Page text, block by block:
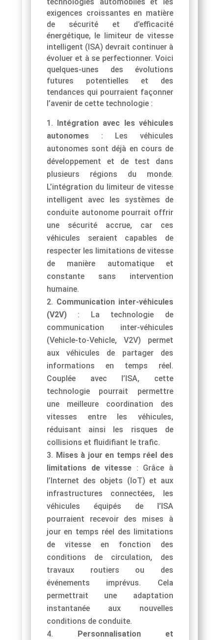
exigences croissantes en matière
de sécurité et d’efficacité
énergétique, le limiteur de vitesse
intelligent (ISA) devrait continuer à
évoluer et à se perfectionner. Voici
quelques-unes des évolutions
futures potentielles et des
tendances qui pourraient façonner
l’avenir de cette technologie :
Intégration avec les véhicules
autonomes: Les véhicules
autonomes sont déjà en cours de
développement et de test dans
plusieurs régions du monde.
L’intégration du limiteur de vitesse
intelligent avec les systèmes de
conduite autonome pourrait offrir
une sécurité accrue, car ces
véhicules seraient capables de
respecter les limitations de vitesse
de manière automatique et
constante sans intervention
humaine.
Communication inter-véhicules
(V2V): La technologie de
communication inter-véhicules
(Vehicle-to-Vehicle, V2V) permet
aux véhicules de partager des
informations en temps réel.
Couplée avec l’ISA, cette
technologie pourrait permettre
une meilleure coordination des
vitesses entre les véhicules,
réduisant ainsi les risques de
collisions et fluidifiant le trafic.
Mises à jour en temps réel des
limitations de vitesse : Grâce à
l’Internet des objets (IoT) et aux
infrastructures connectées, les
véhicules équipés de l’ISA
pourraient recevoir des mises à
jour en temps réel des limitations
de vitesse en fonction des
conditions de circulation, des
travaux routiers ou des
événements imprévus. Cela
permettrait une adaptation
instantanée aux nouvelles
conditions de conduite.
Personnalisation et